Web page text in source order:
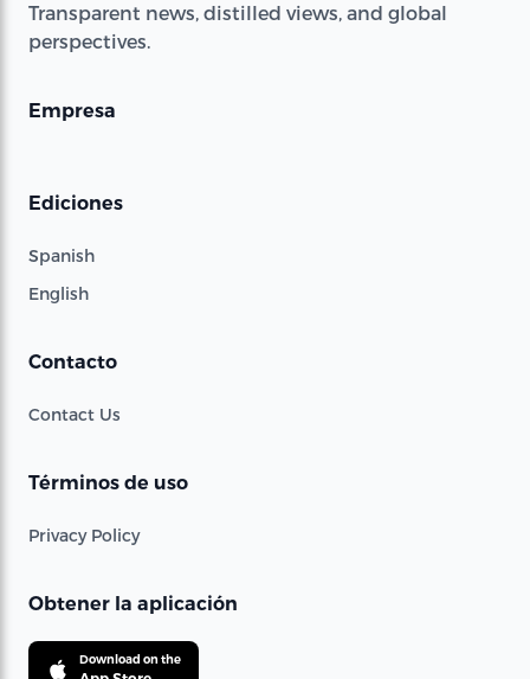
Transparent news, distilled views, and global
perspectives.
Empresa
Ediciones
Spanish
English
Contacto
Contact Us
Términos de uso
Privacy Policy
Obtener la aplicación
Download on the